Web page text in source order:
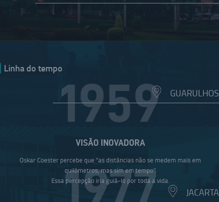
GUARULHOS
JACARTA
Linha do tempo
1959
VISÃO INOVADORA
Oskar Coester percebe que "as distâncias não se medem mais em
quilômetros, mas sim em tempo".
Essa percepção iria guiá-lo por toda a vida.
1977